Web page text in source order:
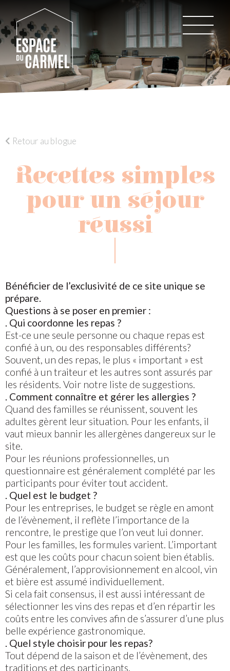
Retour au blogue
Recettes simples
pour un séjour
réussi
Bénéficier de l’exclusivité de ce site unique se
prépare.
Questions à se poser en premier :
. Qui coordonne les repas ?
Est-ce une seule personne ou chaque repas est
confié à un, ou des responsables différents?
Souvent, un des repas, le plus « important » est
confié à un traiteur et les autres sont assurés par
les résidents. Voir notre liste de suggestions.
. Comment connaître et gérer les allergies ?
Quand des familles se réunissent, souvent les
adultes gèrent leur situation. Pour les enfants, il
vaut mieux bannir les allergènes dangereux sur le
site.
Pour les réunions professionnelles, un
questionnaire est généralement complété par les
participants pour éviter tout accident.
. Quel est le budget ?
Pour les entreprises, le budget se règle en amont
de l’évènement, il reflète l’importance de la
rencontre, le prestige que l’on veut lui donner.
Pour les familles, les formules varient. L’important
est que les coûts pour chacun soient bien établis.
Généralement, l’approvisionnement en alcool, vin
et bière est assumé individuellement.
Si cela fait consensus, il est aussi intéressant de
sélectionner les vins des repas et d’en répartir les
coûts entre les convives afin de s’assurer d’une plus
belle expérience gastronomique.
. Quel style choisir pour les repas?
Tout dépend de la saison et de l’évènement, des
traditions et des participants.